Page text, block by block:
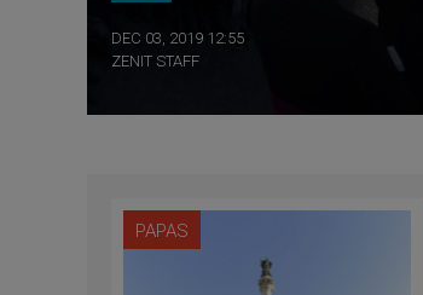
DEC 03, 2019 12:55
ZENIT STAFF
PAPAS